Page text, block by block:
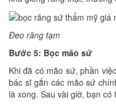
Đeo răng tạm
Bước 5: Bọc mão sứ
Khi đã có mão sứ, phần
bác sĩ gắn các mão sứ
là xong. Sau vài giờ, bạn